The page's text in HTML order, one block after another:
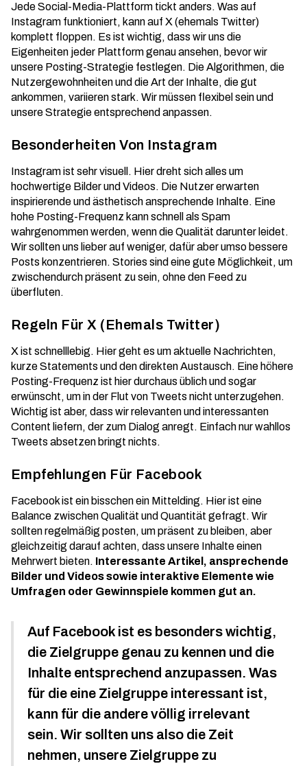
Jede Social-Media-Plattform tickt anders. Was auf
Instagram funktioniert, kann auf X (ehemals Twitter)
komplett floppen. Es ist wichtig, dass wir uns die
Eigenheiten jeder Plattform genau ansehen, bevor wir
unsere Posting-Strategie festlegen. Die Algorithmen, die
Nutzergewohnheiten und die Art der Inhalte, die gut
ankommen, variieren stark. Wir müssen flexibel sein und
unsere Strategie entsprechend anpassen.
Besonderheiten Von Instagram
Instagram ist sehr visuell. Hier dreht sich alles um
hochwertige Bilder und Videos. Die Nutzer erwarten
inspirierende und ästhetisch ansprechende Inhalte. Eine
hohe Posting-Frequenz kann schnell als Spam
wahrgenommen werden, wenn die Qualität darunter leidet.
Wir sollten uns lieber auf weniger, dafür aber umso bessere
Posts konzentrieren. Stories sind eine gute Möglichkeit, um
zwischendurch präsent zu sein, ohne den Feed zu
überfluten.
Regeln Für X (Ehemals Twitter)
X ist schnelllebig. Hier geht es um aktuelle Nachrichten,
kurze Statements und den direkten Austausch. Eine höhere
Posting-Frequenz ist hier durchaus üblich und sogar
erwünscht, um in der Flut von Tweets nicht unterzugehen.
Wichtig ist aber, dass wir relevanten und interessanten
Content liefern, der zum Dialog anregt. Einfach nur wahllos
Tweets absetzen bringt nichts.
Empfehlungen Für Facebook
Facebook ist ein bisschen ein Mittelding. Hier ist eine
Balance zwischen Qualität und Quantität gefragt. Wir
sollten regelmäßig posten, um präsent zu bleiben, aber
gleichzeitig darauf achten, dass unsere Inhalte einen
Mehrwert bieten. Interessante Artikel, ansprechende
Bilder und Videos sowie interaktive Elemente wie
Umfragen oder Gewinnspiele kommen gut an.
Auf Facebook ist es besonders wichtig,
die Zielgruppe genau zu kennen und die
Inhalte entsprechend anzupassen. Was
für die eine Zielgruppe interessant ist,
kann für die andere völlig irrelevant
sein. Wir sollten uns also die Zeit
nehmen, unsere Zielgruppe zu